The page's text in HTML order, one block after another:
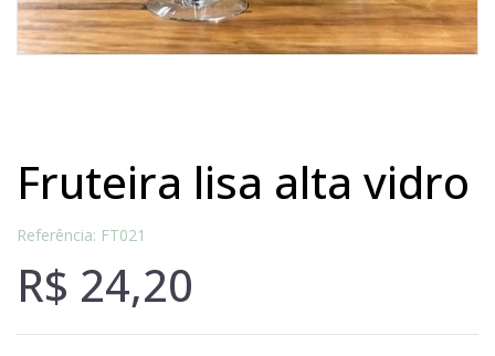
fruteira lisa alta vidro
Referência: FT021
R$ 24,20